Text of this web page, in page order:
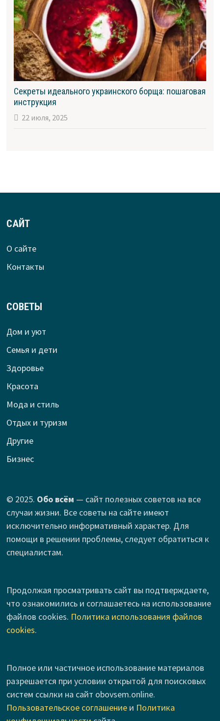
Секреты идеального украинского борща: пошаговая
инструкция
22 июля, 2025
САЙТ
О сайте
Контакты
СОВЕТЫ
Дом и уют
Семья и дети
Здоровье
Красота
Мода и стиль
Отдых и туризм
Другие
Бизнес
© 2025. Обо всём — сайт полезных советов на все
случаи жизни. Все советы на сайте имеют
исключительно информативный характер. Для
помощи в решении проблемы, следует обратиться к
специалистам.
Продолжая просматривать сайт вы подтверждаете,
что ознакомились и соглашаетесь на использование
файлов cookies. Политика использования файлов
cookies.
Полное или частичное использование материалов
разрешается при условии открытой для поисковых
систем ссылки на сайт obovsem.online.
Пользовательское соглашениеи Политика